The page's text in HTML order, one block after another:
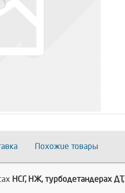
Похожие товары
НСГ, НЖ, турбодетандерах